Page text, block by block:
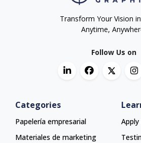
Transform Your Vision
Anytime,
Follow Us on
Categories
Papelería empresarial
Materiales de marketing